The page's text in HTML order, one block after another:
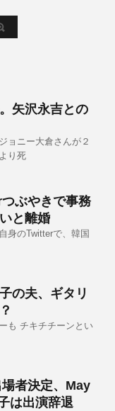
矢沢永吉との
ョニー大倉さんが２
り死
ぶやきで事務
と離婚
身のTwitterで、韓国
の夫、ギタリ
も チキチチーンとい
者決定、May
は出演辞退